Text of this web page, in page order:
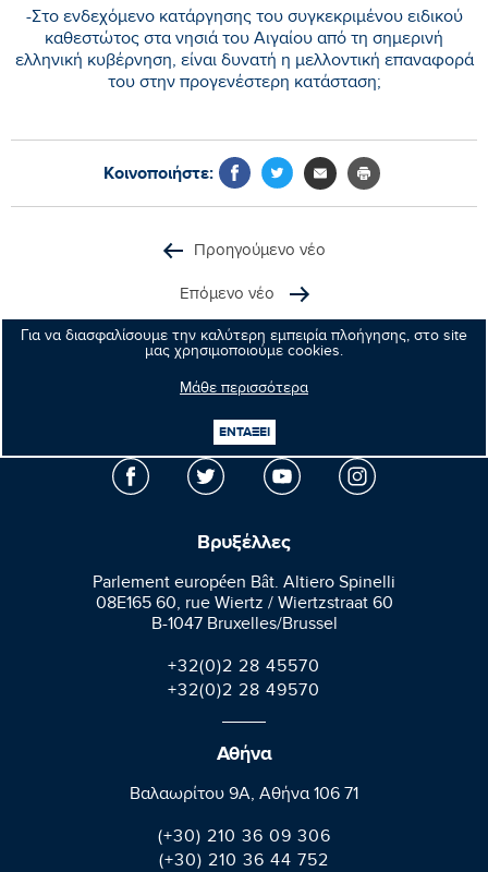
Για να διασφαλίσουμε την καλύτερη εμπειρία πλοήγησης, στο site
μας χρησιμοποιούμε cookies.
Μάθε περισσότερα
ΕΝΤΑΞΕΙ
-Στο ενδεχόμενο κατάργησης του συγκεκριμένου ειδικού
καθεστώτος στα νησιά του Αιγαίου από τη σημερινή
ελληνική κυβέρνηση, είναι δυνατή η μελλοντική επαναφορά
του στην προγενέστερη κατάσταση;
Κοινοποιήστε:
Προηγούμενο νέο
Επόμενο νέο
Μανώλης
Ευρωβουλευτής
Βρυξέλλες
Parlement européen Bât. Altiero Spinelli
08E165 60, rue Wiertz / Wiertzstraat 60
B-1047 Bruxelles/Brussel
+32(0)2 28 45570
+32(0)2 28 49570
Αθήνα
Βαλαωρίτου 9A, Aθήνα 106 71
(+30) 210 36 09 306
(+30) 210 36 44 752